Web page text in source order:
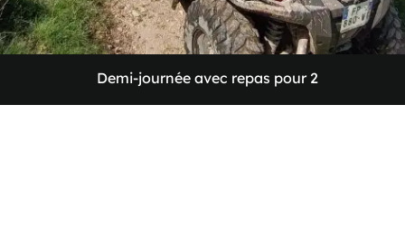
Demi-journée avec repas pour 2